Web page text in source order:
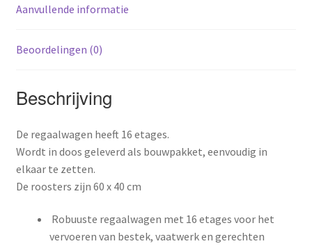
Aanvullende informatie
Beoordelingen (0)
Beschrijving
De regaalwagen heeft 16 etages.
Wordt in doos geleverd als bouwpakket, eenvoudig in
elkaar te zetten.
De roosters zijn 60 x 40 cm
Robuuste regaalwagen met 16 etages voor het
vervoeren van bestek, vaatwerk en gerechten